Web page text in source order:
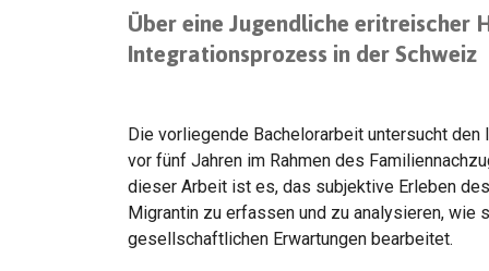
Über eine Jugendliche eritreischer
Integrationsprozess in der Schweiz
Die vorliegende Bachelorarbeit untersucht
vor fünf Jahren im Rahmen des
dieser Arbeit ist es, das subjektive Erleben
Migrantin zu erfassen und zu analysieren, wie
gesellschaftlichen Erwartungen bearbeitet.